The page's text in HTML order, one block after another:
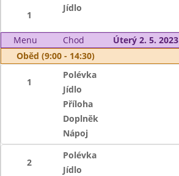
1
Jídlo
Menu Chod
Úterý 2. 5. 2023
Oběd (9:00 - 14:30)
1
Polévka
Jídlo
Příloha
Doplněk
Nápoj
2
Polévka
Jídlo